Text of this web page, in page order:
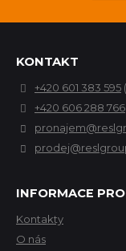
KONTAKT
+420 601 383 595
+420 606 288 766
INFORMACE
Kontakty
O nás